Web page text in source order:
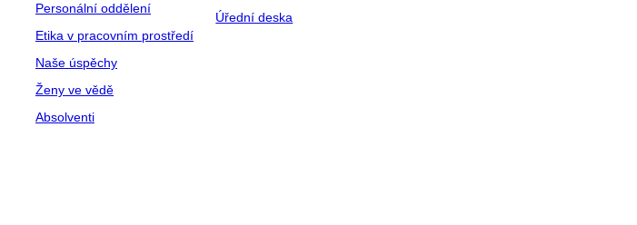
Personální oddělení
Etika v pracovním prostředí
Naše úspěchy
Ženy ve vědě
Absolventi
Úřední deska